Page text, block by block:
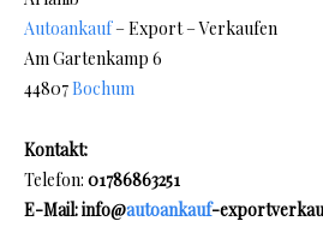
Autoankauf– Export – Verkaufen
Am Gartenkamp 6
44807Bochum
Kontakt:
Telefon: 01786863251
E-Mail: info@autoankauf-